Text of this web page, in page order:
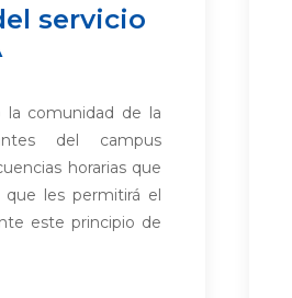
servicio
la comunidad de la
del campus
horarias que
que les permitirá el
este principio de